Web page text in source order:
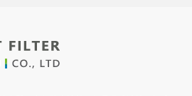
折叠袋式长滤筒